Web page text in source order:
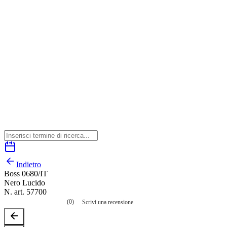
Indietro
Boss 0680/IT
Nero Lucido
N. art. 57700
valutazione
(0) Scrivi una recensione